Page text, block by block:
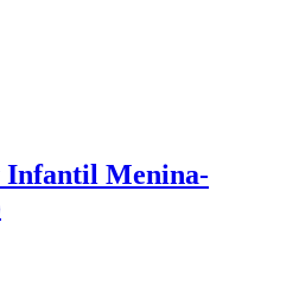
Infantil Menina-